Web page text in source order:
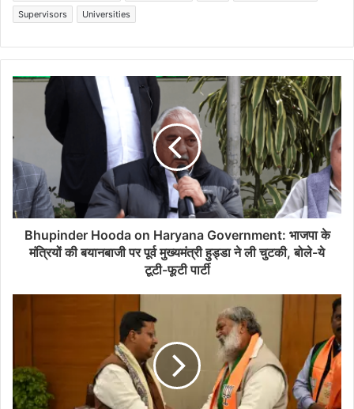
Supervisors
Universities
Bhupinder Hooda on Haryana Government: भाजपा के
मंत्रियों की बयानबाजी पर पूर्व मुख्यमंत्री हुड्डा ने ली चुटकी, बोले-ये
टूटी-फूटी पार्टी